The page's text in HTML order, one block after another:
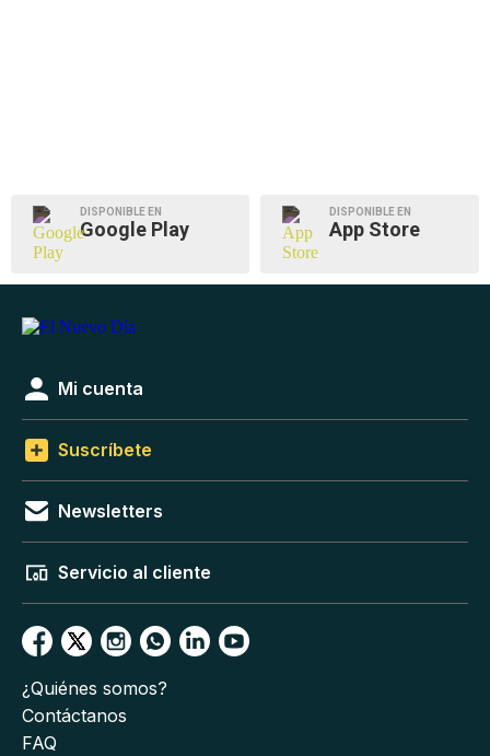
DISPONIBLE EN
Google Play
DISPONIBLE EN
App Store
Mi cuenta
Suscríbete
Newsletters
Servicio al cliente
¿Quiénes somos?
Contáctanos
FAQ